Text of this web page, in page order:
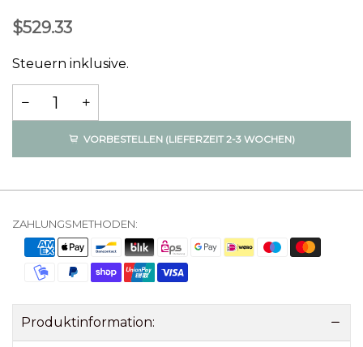
$529.33
Steuern inklusive.
VORBESTELLEN (LIEFERZEIT 2-3 WOCHEN)
ZAHLUNGSMETHODEN:
Produktinformation: